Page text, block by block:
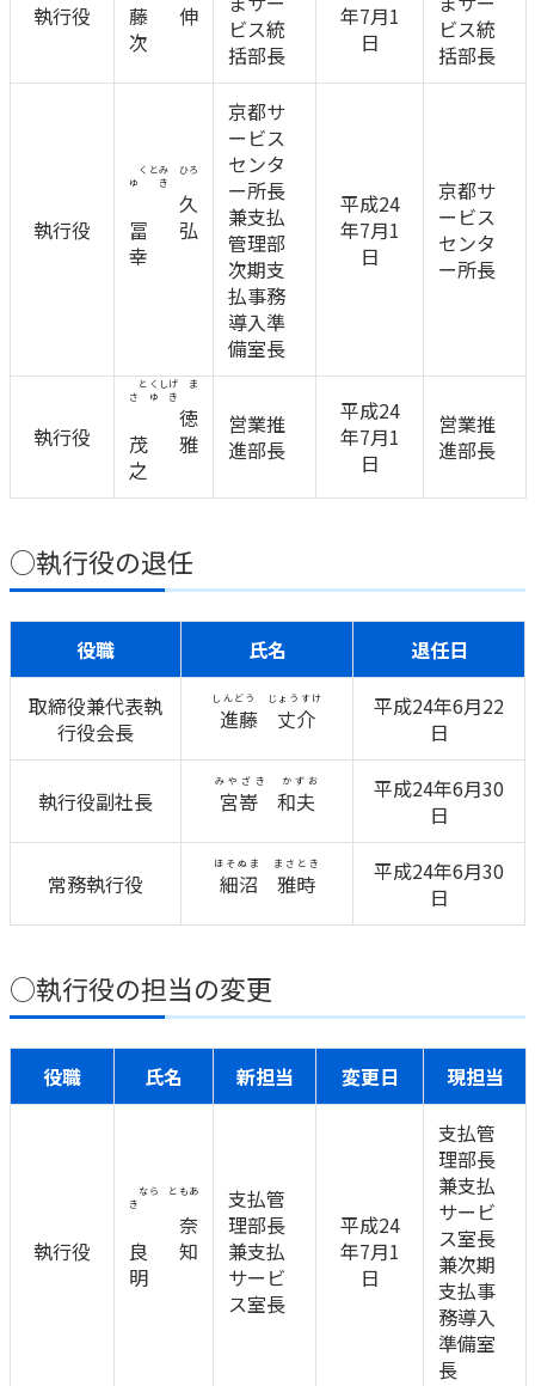
執行役
藤 伸
次
ビス統
括部長
年7月1
日
ビス統
括部長
執行役
久
冨 弘
幸
くとみ ひろ
ゆき
京都サ
ービス
センタ
ー所長
兼支払
管理部
次期支
払事務
導入準
備室長
平成24
年7月1
日
京都サ
ービス
センタ
ー所長
執行役
徳
茂 雅
之
とくしげ ま
さゆき
営業推
進部長
平成24
年7月1
日
営業推
進部長
○執行役の退任
役職 氏名
退任日
取締役兼代表執
行役会長
進藤 丈介
しんどう じょうすけ
平成24年6月22
日
執行役副社長 宮嵜 和夫
みやざき かずお
平成24年6月30
日
常務執行役 細沼 雅時
ほそぬま まさとき
平成24年6月30
日
○執行役の担当の変更
役職 氏名 新担当 変更日 現担当
執行役
奈
良 知
明
なら ともあ
き
支払管
理部長
兼支払
サービ
ス室長
平成24
年7月1
日
支払管
理部長
兼支払
サービ
ス室長
兼次期
支払事
務導入
準備室
長